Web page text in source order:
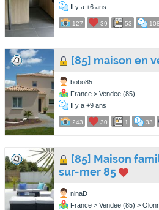
Il y a +6 ans
127 39 53
[85] maison en
bobo85
France > Vendee (85)
Il y a +9 ans
243 30 1 33
[85] Maison
sur-mer 85
ninaD
France > Vendee (85) >